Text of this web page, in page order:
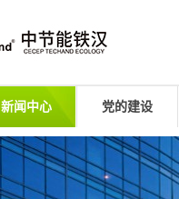
新闻中心 党的建设